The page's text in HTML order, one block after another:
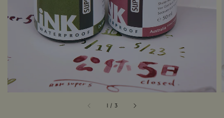
1 / 3